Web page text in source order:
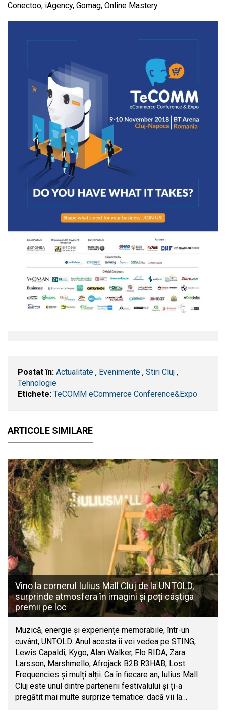
Conectoo, iAgency, Gomag, Online Mastery.
Postat în: Actualitate , Evenimente , Stiri Cluj ,
Tehnologie
Etichete: TeCOMM eCommerce Conference&Expo
ARTICOLE SIMILARE
Vino la cornerul Iulius Mall Cluj de la UNTOLD,
surprinde atmosfera în imagini și poți câștiga
premii pe loc
Muzică, energie și experiențe memorabile, într-un
cuvânt, UNTOLD. Anul acesta îi vei vedea pe STING,
Lewis Capaldi, Kygo, Alan Walker, Flo RIDA, Zara
Larsson, Marshmello, Afrojack B2B R3HAB, Lost
Frequencies și mulți alții. Ca în fiecare an, Iulius Mall
Cluj este unul dintre partenerii festivalului și ți-a
pregătit mai multe surprize tematice: dacă vii la…